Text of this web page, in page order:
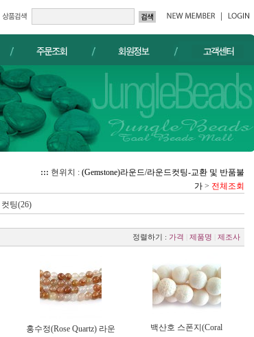
::: 현위치 : (Gemstone)라운드/라운드컷팅-교환 및 반품불
가 > 전체조회
팅(26)
정렬하기 : 가격 제품명 제조사
홍수정(Rose Quartz) 라운
백산호 스폰지(Coral